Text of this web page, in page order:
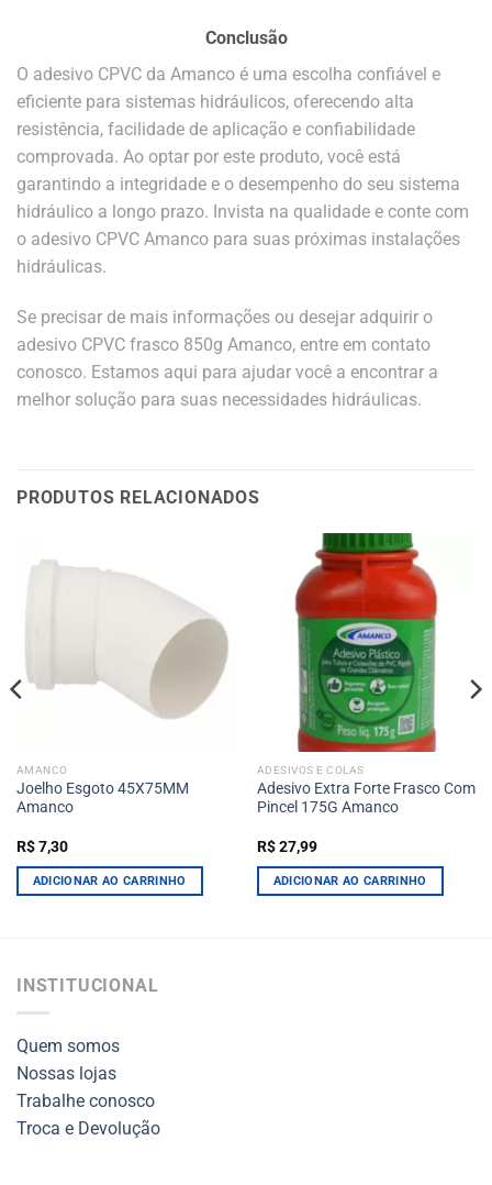
Conclusão
O adesivo CPVC da Amanco é uma escolha confiável e
eficiente para sistemas hidráulicos, oferecendo alta
resistência, facilidade de aplicação e confiabilidade
comprovada. Ao optar por este produto, você está
garantindo a integridade e o desempenho do seu sistema
hidráulico a longo prazo. Invista na qualidade e conte com
o adesivo CPVC Amanco para suas próximas instalações
hidráulicas.
Se precisar de mais informações ou desejar adquirir o
adesivo CPVC frasco 850g Amanco, entre em contato
conosco. Estamos aqui para ajudar você a encontrar a
melhor solução para suas necessidades hidráulicas.
PRODUTOS RELACIONADOS
AMANCO
Joelho Esgoto 45X75MM
Amanco
R$7,30
ADICIONAR AO CARRINHO
ADESIVOS E COLAS
Adesivo Extra Forte Frasco Com
Pincel 175G Amanco
R$27,99
ADICIONAR AO CARRINHO
INSTITUCIONAL
Quem somos
Nossas lojas
Trabalhe conosco
Troca e Devolução